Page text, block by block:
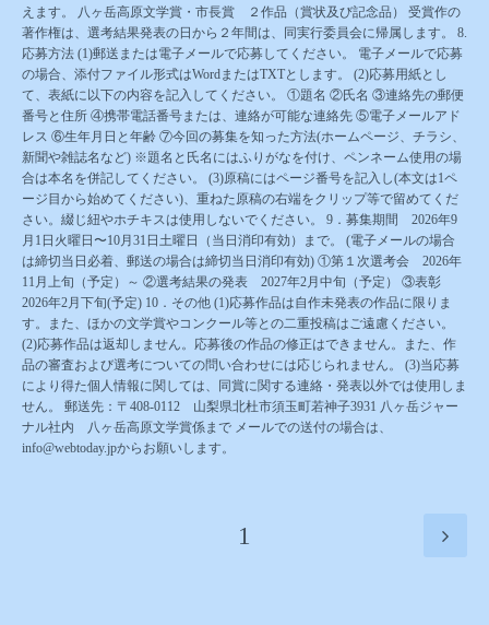
えます。 八ヶ岳高原文学賞・市長賞 ２作品（賞状及び記念品） 受賞作の
著作権は、選考結果発表の日から２年間は、同実行委員会に帰属します。 8.
応募方法 (1)郵送または電子メールで応募してください。 電子メールで応募
の場合、添付ファイル形式はWordまたはTXTとします。 (2)応募用紙とし
て、表紙に以下の内容を記入してください。 ①題名 ②氏名 ③連絡先の郵便
番号と住所 ④携帯電話番号または、連絡が可能な連絡先 ⑤電子メールアド
レス ⑥生年月日と年齢 ⑦今回の募集を知った方法(ホームページ、チラシ、
新聞や雑誌名など) ※題名と氏名にはふりがなを付け、ペンネーム使用の場
合は本名を併記してください。 (3)原稿にはページ番号を記入し(本文は1ペ
ージ目から始めてください)、重ねた原稿の右端をクリップ等で留めてくだ
さい。綴じ紐やホチキスは使用しないでください。 9．募集期間 2026年9
月1日火曜日〜10月31日土曜日（当日消印有効）まで。 (電子メールの場合
は締切当日必着、郵送の場合は締切当日消印有効) ①第１次選考会 2026年
11月上旬（予定）～ ②選考結果の発表 2027年2月中旬（予定） ③表彰
2026年2月下旬(予定) 10．その他 (1)応募作品は自作未発表の作品に限りま
す。また、ほかの文学賞やコンクール等との二重投稿はご遠慮ください。
(2)応募作品は返却しません。応募後の作品の修正はできません。また、作
品の審査および選考についての問い合わせには応じられません。 (3)当応募
により得た個人情報に関しては、同賞に関する連絡・発表以外では使用しま
せん。 郵送先：〒408-0112 山梨県北杜市須玉町若神子3931 八ヶ岳ジャー
ナル社内 八ヶ岳高原文学賞係まで メールでの送付の場合は、
info@webtoday.jpからお願いします。
1